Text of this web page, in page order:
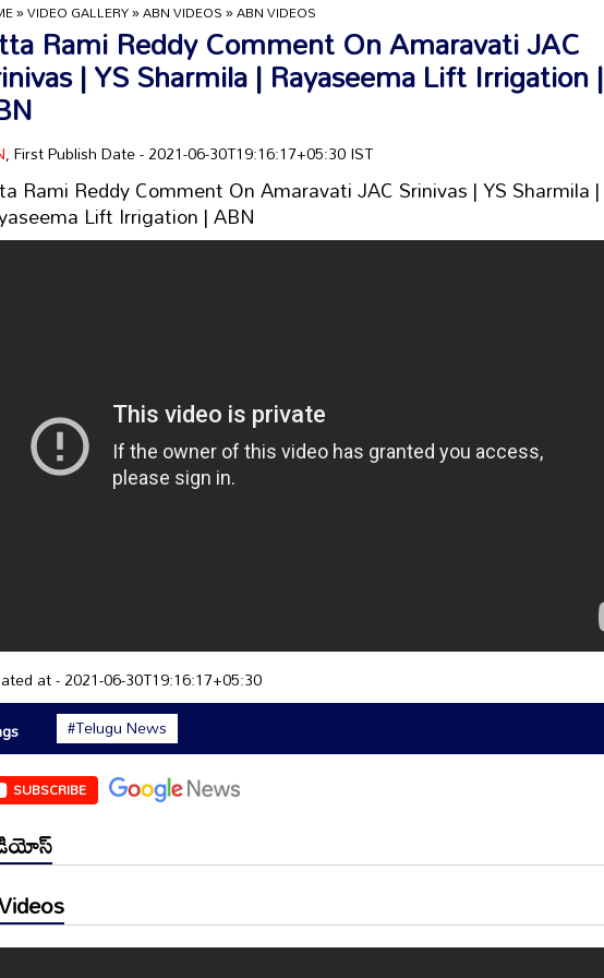
»VIDEO GALLERY»ABN VIDEOS»ABN VIDEOS
Rami Reddy Comment On Amaravati JAC
| YS Sharmila | Rayaseema Lift Irrigation |
, First Publish Date - 2021-06-30T19:16:17+05:30 IST
Rami Reddy Comment On Amaravati JAC Srinivas | YS Sharmila |
Lift Irrigation | ABN
at - 2021-06-30T19:16:17+05:30
#Telugu News
SUBSCRIBE